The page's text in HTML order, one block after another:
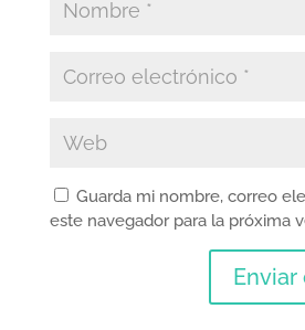
Guarda mi nombre, correo
este navegador para la próxima